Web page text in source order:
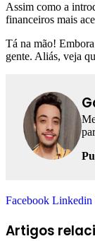
Assim como a
financeiros mais
Tá na mão!
gente. Aliás, veja
Facebook Linkedin
Artigos